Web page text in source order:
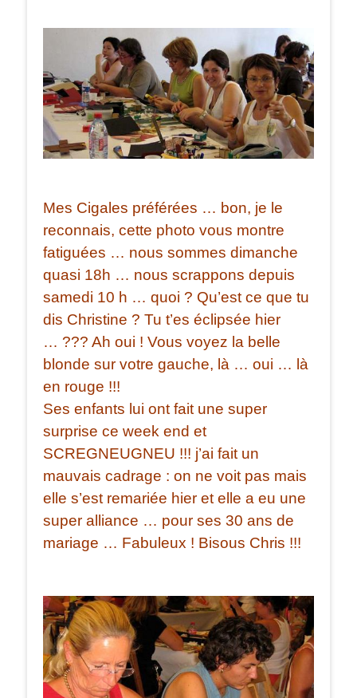
Mes Cigales préférées … bon, je le
reconnais, cette photo vous montre
fatiguées … nous sommes dimanche
quasi 18h … nous scrappons depuis
samedi 10 h … quoi ? Qu’est ce que tu
dis Christine ? Tu t’es éclipsée hier
… ??? Ah oui ! Vous voyez la belle
blonde sur votre gauche, là … oui … là
en rouge !!!
Ses enfants lui ont fait une super
surprise ce week end et
SCREGNEUGNEU !!! j’ai fait un
mauvais cadrage : on ne voit pas mais
elle s’est remariée hier et elle a eu une
super alliance … pour ses 30 ans de
mariage … Fabuleux ! Bisous Chris !!!